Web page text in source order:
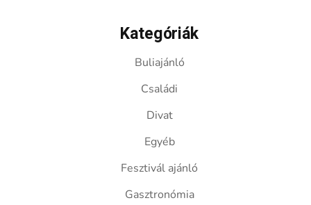
Kategóriák
Buliajánló
Családi
Divat
Egyéb
Fesztivál ajánló
Gasztronómia